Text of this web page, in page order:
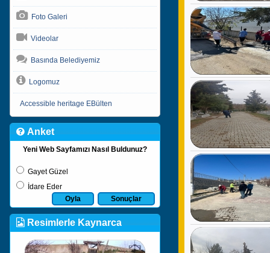
Foto Galeri
Videolar
Basında Belediyemiz
Logomuz
Accessible heritage EBülten
Anket
Yeni Web Sayfamızı Nasıl Buldunuz?
Gayet Güzel
İdare Eder
Sonuçlar
Oyla
Resimlerle Kaynarca